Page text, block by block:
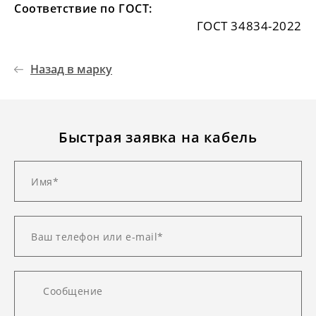
Соответствие по ГОСТ:
ГОСТ 34834-2022
Назад в марку
Быстрая заявка на кабель